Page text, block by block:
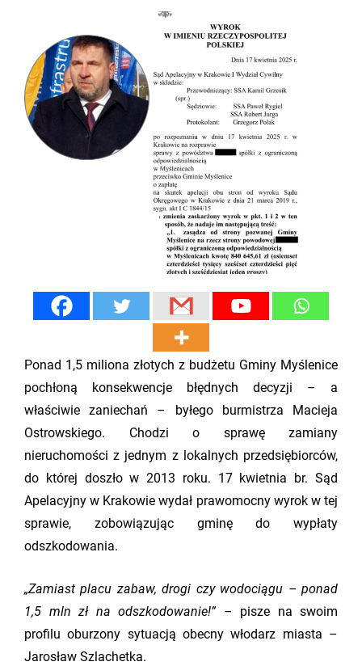
Ponad 1,5 miliona złotych z budżetu Gminy Myślenice
pochłoną konsekwencje błędnych decyzji – a
właściwie zaniechań – byłego burmistrza Macieja
Ostrowskiego. Chodzi o sprawę zamiany
nieruchomości z jednym z lokalnych przedsiębiorców,
do której doszło w 2013 roku. 17 kwietnia br. Sąd
Apelacyjny w Krakowie wydał prawomocny wyrok w tej
sprawie, zobowiązując gminę do wypłaty
odszkodowania.
„Zamiast placu zabaw, drogi czy wodociągu – ponad
1,5 mln zł na odszkodowanie!”– pisze na swoim
profilu oburzony sytuacją obecny włodarz miasta –
Jarosław Szlachetka.